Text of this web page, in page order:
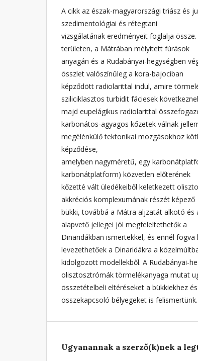
A cikk az észak-magyarországi triász és
szedimentológiai és rétegtani
vizsgálatának eredményeit foglalja
területen, a Mátrában mélyített fúrások
anyagán és a Rudabányai-hegységben
összlet valószínűleg a kora-bajociban
képződött radiolarittal indul, amire
sziliciklasztos turbidit fáciesek
majd eupelágikus radiolarittal
karbonátos-agyagos kőzetek válnak
megélénkülő tektonikai mozgásokhoz
képződése,
amelyben nagyméretű, egy
karbonátplatform) közvetlen előterének
kőzetté vált üledékeiből keletkezett
akkréciós komplexumának részét képező
bükki, továbbá a Mátra aljzatát alkotó és
alapvető jellegei jól megfeleltethetők a
Dinaridákban ismertekkel, és ennél fogva
levezethetőek a Dinaridákra a
kidolgozott modellekből. A Rudabányai-
olisztosztrómák törmelékanyaga mutat
összetételbeli eltéréseket a bükkiekhez
összekapcsoló bélyegeket is felismertünk.
Ugyanannak a szerző(k)nek a